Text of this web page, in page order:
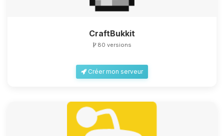
CraftBukkit
80 versions
Créer mon serveur